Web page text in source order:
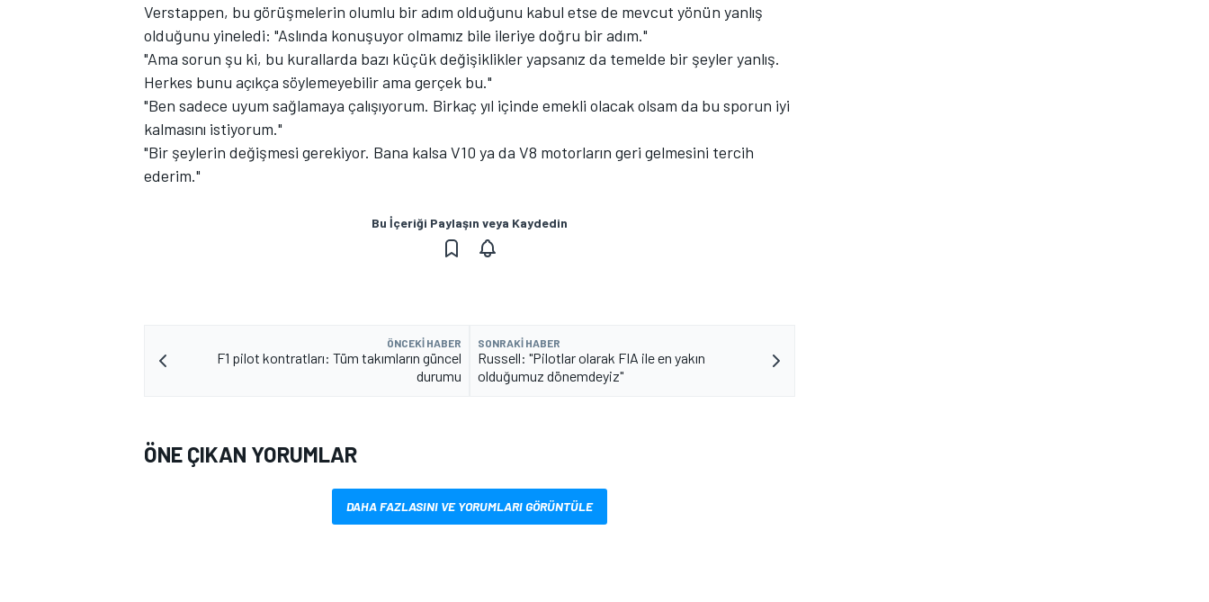
Verstappen, bu görüşmelerin olumlu bir adım olduğunu kabul etse de mevcut yönün yanlış
olduğunu yineledi: "Aslında konuşuyor olmamız bile ileriye doğru bir adım."
"Ama sorun şu ki, bu kurallarda bazı küçük değişiklikler yapsanız da temelde bir şeyler yanlış.
Herkes bunu açıkça söylemeyebilir ama gerçek bu."
"Ben sadece uyum sağlamaya çalışıyorum. Birkaç yıl içinde emekli olacak olsam da bu sporun iyi
kalmasını istiyorum."
"Bir şeylerin değişmesi gerekiyor. Bana kalsa V10 ya da V8 motorların geri gelmesini tercih
ederim."
Bu İçeriği Paylaşın veya Kaydedin
ÖNCEKI HABER
F1 pilot kontratları: Tüm takımların güncel
durumu
SONRAKI HABER
Russell: "Pilotlar olarak FIA ile en yakın
olduğumuz dönemdeyiz"
ÖNE ÇIKAN YORUMLAR
DAHA FAZLASINI VE YORUMLARI GÖRÜNTÜLE